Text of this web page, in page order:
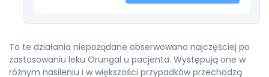
To te działania niepożądane obserwowano najczęściej po
zastosowaniu leku Orungal u pacjenta. Występują one w
różnym nasileniu i w większości przypadków przechodzą